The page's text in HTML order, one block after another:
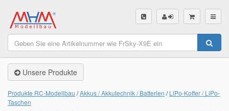
SHOP
Unsere Produkte
Unsere Produkte
Produkte RC-Modellbau Akkus / Akkutechnik / Batterien
LiPo-Koffer / LiPo-
Taschen